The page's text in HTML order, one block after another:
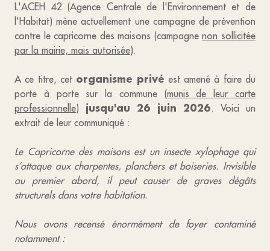
L'ACEH 42 (Agence Centrale de l'Environnement et de
l'Habitat) mène actuellement une campagne de prévention
contre le capricorne des maisons (campagnenon sollicitée
par la mairie, mais autorisée).
A ce titre, cet organisme privé est amené à faire du
porte à porte sur la commune (munis de leur carte
professionnelle) jusqu'au 26 juin 2026. Voici un
extrait de leur communiqué :
Le Capricorne des maisons est un insecte xylophage qui
s’attaque aux charpentes, planchers et boiseries. Invisible
au premier abord, il peut causer de graves dégâts
structurels dans votre habitation.
Nous avons recensé énormément de foyer contaminé
notamment :